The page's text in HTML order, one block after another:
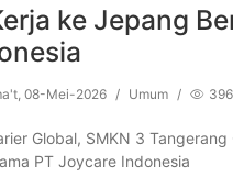
ke Jepang
08-Mei-2026 / Umum / 396
Global, SMKN 3 Tangerang
PT Joycare Indonesia